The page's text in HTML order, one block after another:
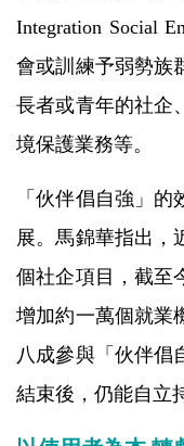
Integration Social
會或訓練予弱勢族
長者或青年的社企
境保護業務等。
「伙伴倡自強」
展。馬錦華指出，
個社企項目，截至
增加約一萬個就業
八成參與「伙伴倡
結束後，仍能自立